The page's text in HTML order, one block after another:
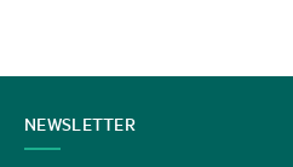
KONTAKT
NEWSLETTER